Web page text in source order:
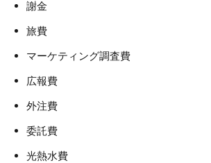
謝金
旅費
マーケティング調査費
広報費
外注費
委託費
光熱水費